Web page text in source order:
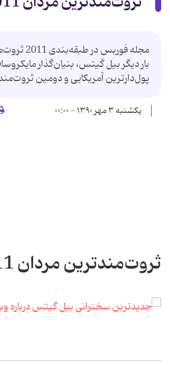
مجله فوربس
بار دیگر بیل گیتس، بنیان‌گذار
پول‌دارترین آمریکایی و دومین
یکشنبه ۳ مهر ۱۳۹۰ - ۰۰:۰۰
ثروت‌مندترین مردان 2011